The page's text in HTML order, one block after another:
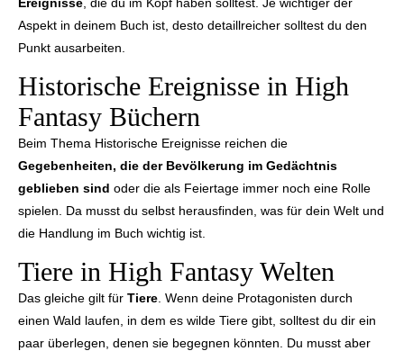
Aspekt in deinem Buch ist, desto detaillreicher solltest du den
Punkt ausarbeiten.
Historische Ereignisse in High
Fantasy Büchern
Beim Thema Historische Ereignisse reichen die
Gegebenheiten, die der Bevölkerung im Gedächtnis
geblieben sind oder die als Feiertage immer noch eine Rolle
spielen. Da musst du selbst herausfinden, was für dein Welt und
die Handlung im Buch wichtig ist.
Tiere in High Fantasy Welten
Das gleiche gilt für Tiere . Wenn deine Protagonisten durch
einen Wald laufen, in dem es wilde Tiere gibt, solltest du dir ein
paar überlegen, denen sie begegnen könnten. Du musst aber